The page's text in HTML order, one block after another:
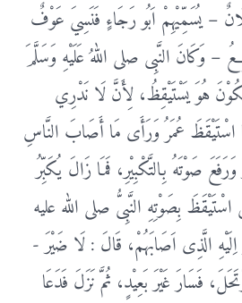
– یُسَمِّیْهِمْ اَبُو رَجَاءٍ فَنَسِيَ عَوْفٌ
– وَکَانَ النَّبِی صلی اللهُ عَلَیْهِ وَسَلَّمَ
هُوَ یَسْتَیْقِظُ، لِأَنَّ لَا نَدْرِي
اسْتَیْقَظَ عُمَرُ وَرَأَی مَا أَصَابَ النَّاسِ
صَوْتَهُ بِالتَّکْبِیْرِ، فَمَا زَالَ یُکَبِّرُ
بِصَوْتِهِ النَّبِیُّ صلی الله علیه
الَّذِی اَصَابَهُمْ، قَالَ : لَا ضَیْرَ -
فَسَارَ غَیْرَ بَعِیْدٍ، ثُمَّ نَزَلَ فَدَعَا